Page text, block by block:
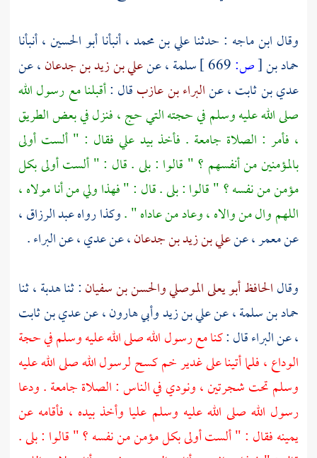
وقال ابن ماجه : حدثناعلي بن محمد، أنبأناأبو الحسين، أنبأنا
حماد بن[ص: سلمة، عنعلي بن زيد بن جدعان، عن
عدي بن ثابت، عنالبراء بن عازبقال :أقبلنا مع رسول الله
صلى الله عليه وسلم في حجته التي حج ، فنزل في بعض الطريق
، فأمر : الصلاة جامعة . فأخذ بيد علي فقال : " ألست أولى
بالمؤمنين من أنفسهم ؟ " قالوا : بلى . قال : " ألست أولى بكل
مؤمن من نفسه ؟ " قالوا : بلى . قال : " فهذا ولي من أنا مولاه ،
اللهم وال من والاه ، وعاد من عاداه " .وكذا رواهعبد الرزاق،
عنمعمر، عنعلي بن زيد بن جدعان، عنعدي، عنالبراء.
وقالالحافظ أبو يعلى الموصليوالحسن بن سفيان: ثناهدبة، ثنا
حماد بن سلمة، عنعلي بن زيدوأبي هارون، عنعدي بن ثابت
، عنالبراءقال :كنا مع رسول الله صلى الله عليه وسلم في حجة
الوداع ، فلما أتينا علىغدير خمكسح لرسول الله صلى الله عليه
وسلم تحت شجرتين ، ونودي في الناس : الصلاة جامعة . ودعا
رسول الله صلى الله عليه وسلم عليا وأخذ بيده ، فأقامه عن
يمينه فقال : " ألست أولى بكل مؤمن من نفسه ؟ " قالوا : بلى .